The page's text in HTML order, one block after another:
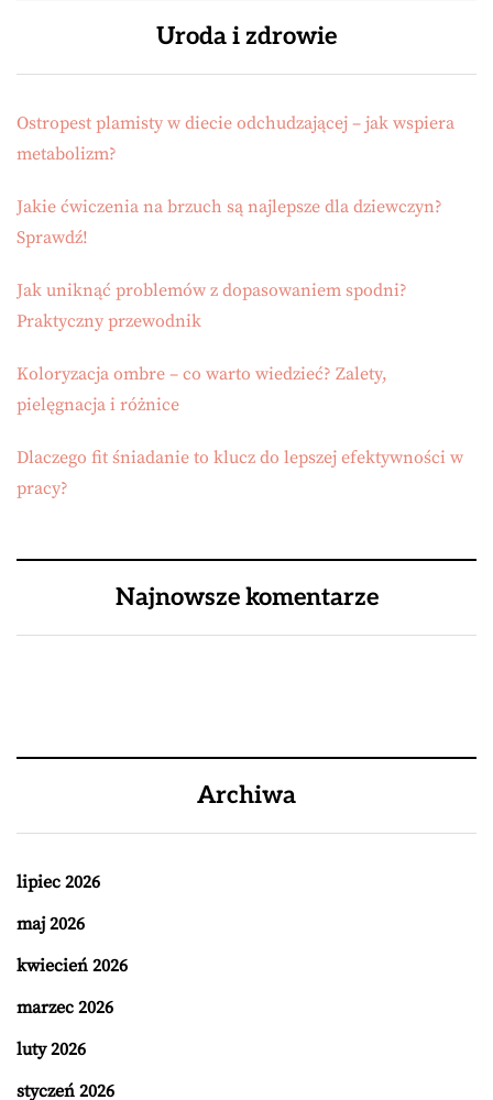
Uroda i zdrowie
Ostropest plamisty w diecie odchudzającej – jak wspiera
metabolizm?
Jakie ćwiczenia na brzuch są najlepsze dla dziewczyn?
Sprawdź!
Jak uniknąć problemów z dopasowaniem spodni?
Praktyczny przewodnik
Koloryzacja ombre – co warto wiedzieć? Zalety,
pielęgnacja i różnice
Dlaczego fit śniadanie to klucz do lepszej efektywności w
pracy?
Najnowsze komentarze
Archiwa
lipiec 2026
maj 2026
kwiecień 2026
marzec 2026
luty 2026
styczeń 2026